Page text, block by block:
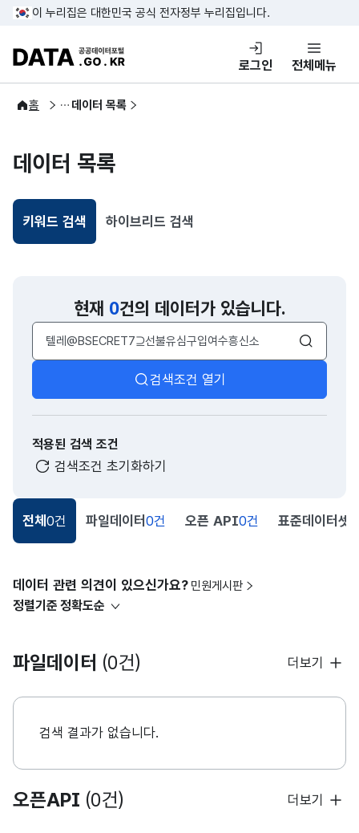
콘텐츠 바로가기
푸터 바로가기
이 누리집은 대한민국 공식 전자정부 누리집입니다.
DATA.GO.KR 공공데이터포털
로그인 전체메뉴
홈
공공데이터 데이터 목록
데이터 목록
키워드 검색
선택됨
하이브리드 검색
현재 0건의 데이터가 있습니다.
검색어 입력창
검색
검색조건 열기
적용된 검색 조건
검색조건 초기화하기
전체 0건 파일데이터 0건 오픈 API0건 표준데이터셋
데이터 관련 의견이 있으신가요? 민원게시판
정렬기준 정확도순
파일데이터 (0건) 더보기
검색 결과가 없습니다.
오픈API (0건) 더보기